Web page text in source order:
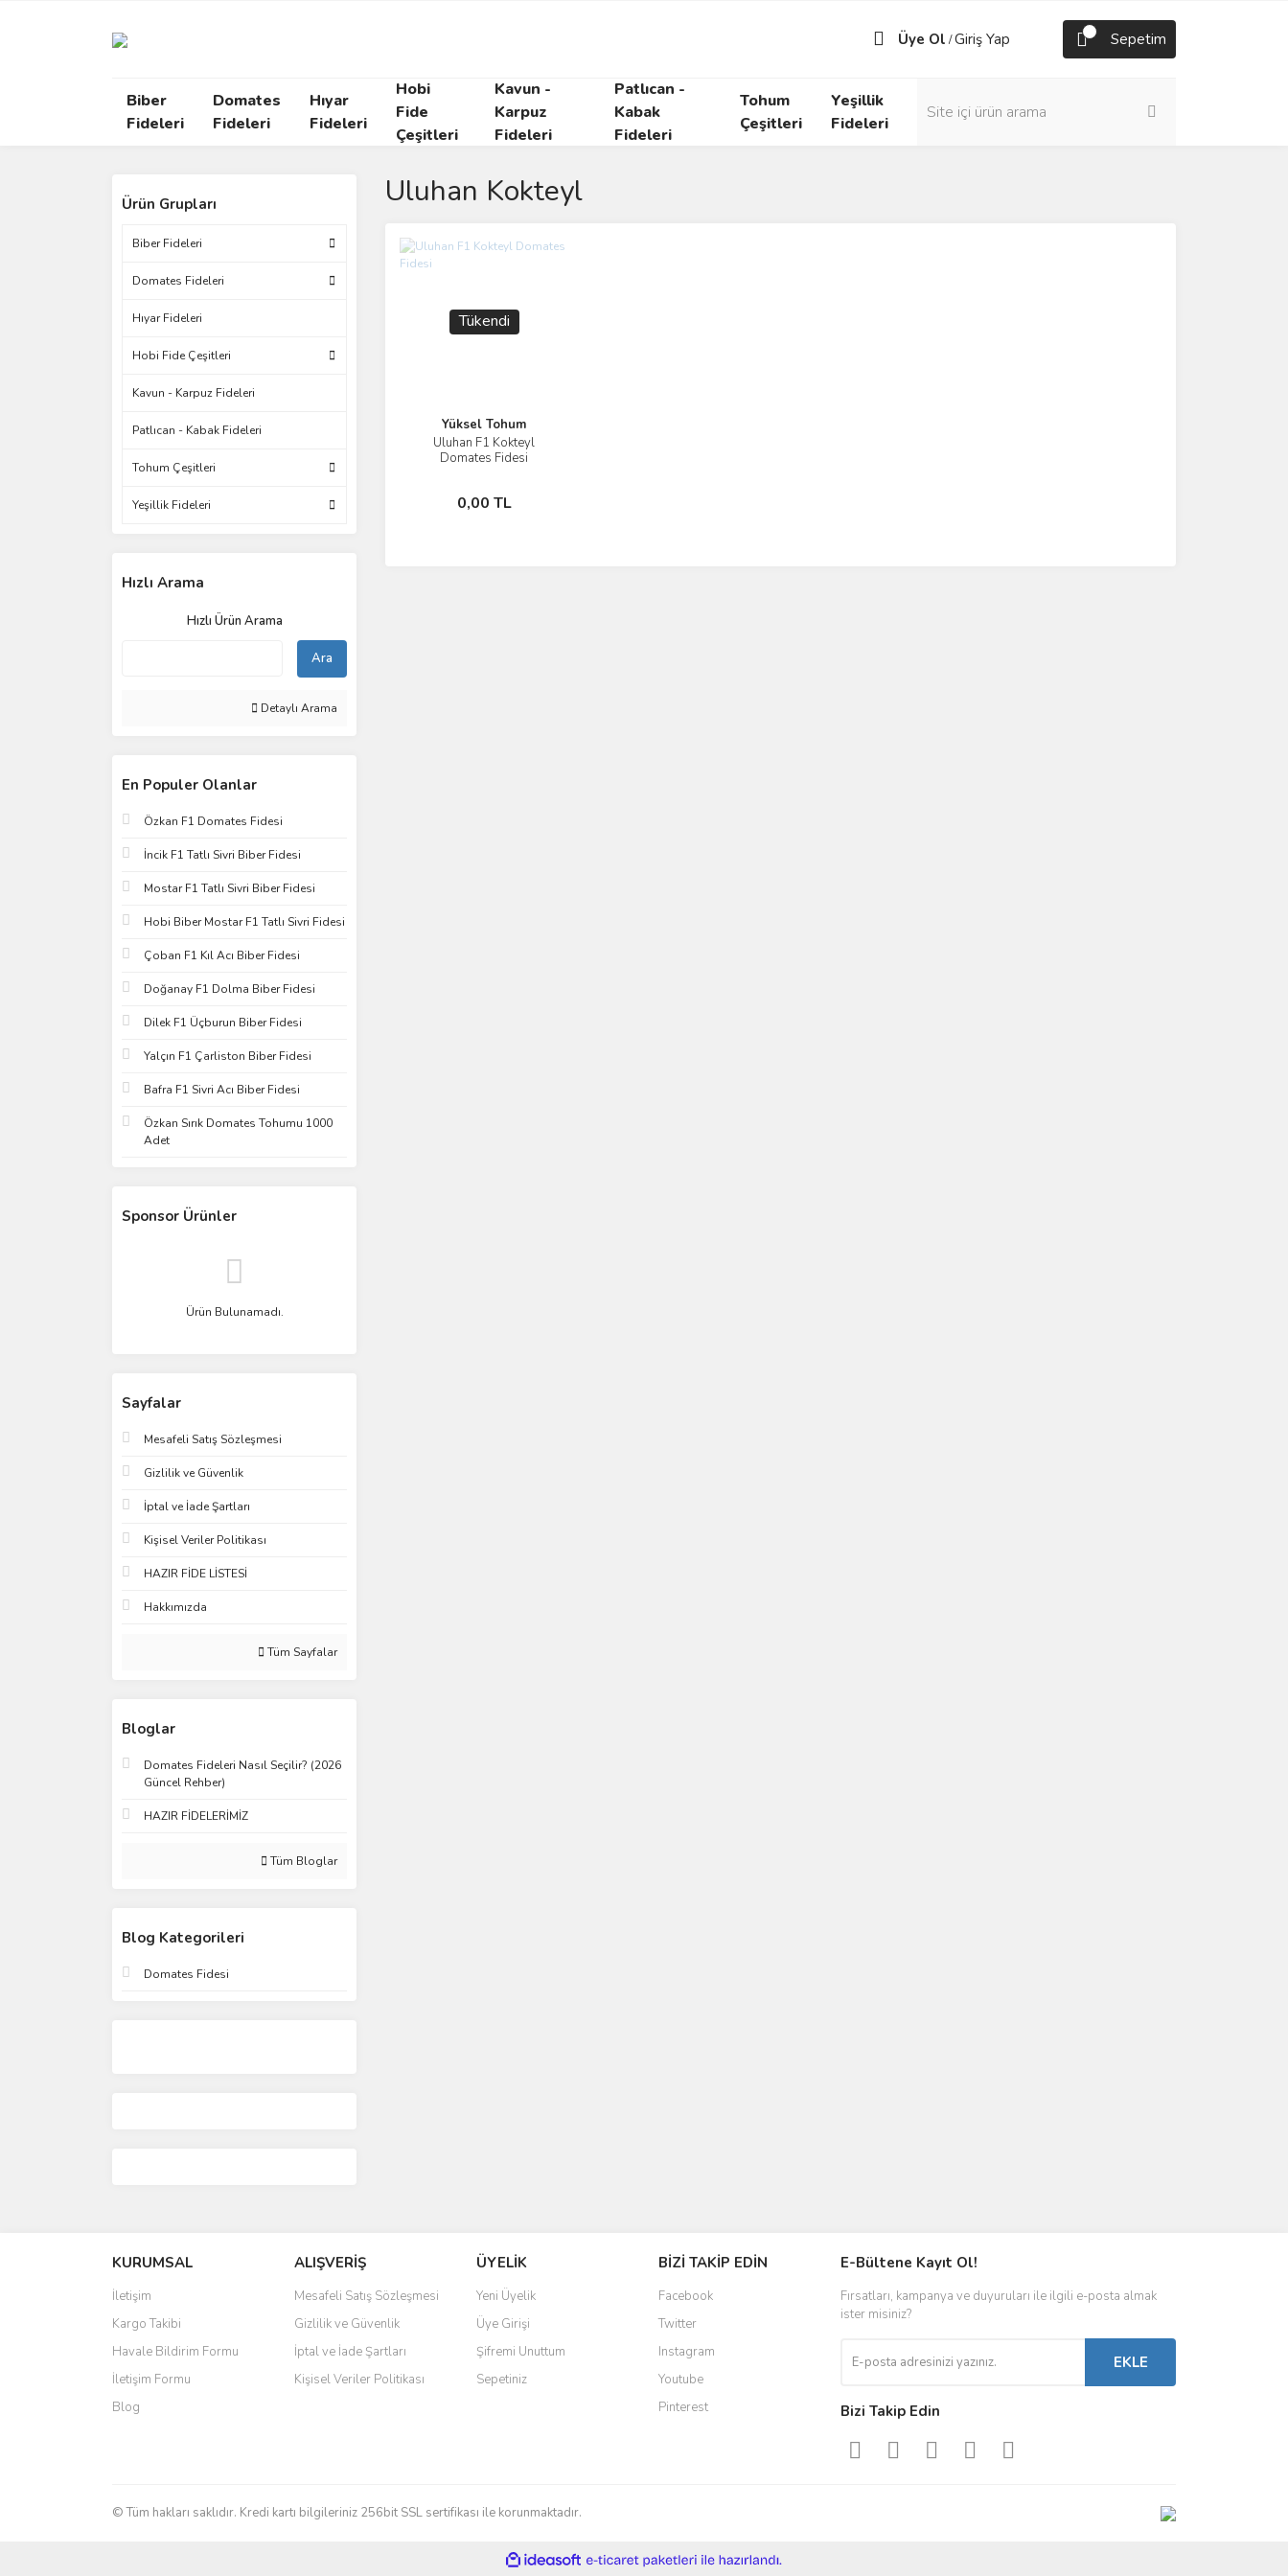
Üye Ol /Giriş Yap Sepetim
Biber
Fideleri
Domates
Fideleri
Hıyar
Fideleri
Hobi
Fide
Çeşitleri
Kavun -
Karpuz
Fideleri
Patlıcan -
Kabak
Fideleri
Tohum
Çeşitleri
Yeşillik
Fideleri
Ürün Grupları
Biber Fideleri
Domates Fideleri
Hıyar Fideleri
Hobi Fide Çeşitleri
Kavun - Karpuz Fideleri
Patlıcan - Kabak Fideleri
Tohum Çeşitleri
Yeşillik Fideleri
Hızlı Arama
Hızlı Ürün Arama
Ara
Detaylı Arama
En Populer Olanlar
Özkan F1 Domates Fidesi
İncik F1 Tatlı Sivri Biber Fidesi
Mostar F1 Tatlı Sivri Biber Fidesi
Hobi Biber Mostar F1 Tatlı Sivri Fidesi
Çoban F1 Kıl Acı Biber Fidesi
Doğanay F1 Dolma Biber Fidesi
Dilek F1 Üçburun Biber Fidesi
Yalçın F1 Çarliston Biber Fidesi
Bafra F1 Sivri Acı Biber Fidesi
Özkan Sırık Domates Tohumu 1000
Adet
Sponsor Ürünler
Ürün Bulunamadı.
Sayfalar
Mesafeli Satış Sözleşmesi
Gizlilik ve Güvenlik
İptal ve İade Şartları
Kişisel Veriler Politikası
HAZIR FİDE LİSTESİ
Hakkımızda
Tüm Sayfalar
Bloglar
Domates Fideleri Nasıl Seçilir? (2026
Güncel Rehber)
HAZIR FİDELERİMİZ
Tüm Bloglar
Blog Kategorileri
Domates Fidesi
Uluhan Kokteyl
Tükendi
Yüksel Tohum
Uluhan F1 Kokteyl
Domates Fidesi
0,00 TL
İncele
Stokta Yok
KURUMSAL
İletişim
Kargo Takibi
Havale Bildirim Formu
İletişim Formu
Blog
ALIŞVERİŞ
Mesafeli Satış Sözleşmesi
Gizlilik ve Güvenlik
İptal ve İade Şartları
Kişisel Veriler Politikası
ÜYELİK
Yeni Üyelik
Üye Girişi
Şifremi Unuttum
Sepetiniz
BİZİ TAKİP EDİN
Facebook
Twitter
Instagram
Youtube
Pinterest
E-Bültene Kayıt Ol!
Fırsatları, kampanya ve duyuruları ile ilgili e-posta almak
ister misiniz?
EKLE
Bizi Takip Edin
© Tüm hakları saklıdır. Kredi kartı bilgileriniz 256bit SSL sertifikası ile korunmaktadır.
ideasoft
e-